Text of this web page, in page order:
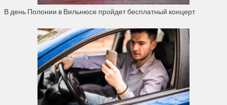
В день Полонии в Вильнюсе пройдет бесплатный концерт